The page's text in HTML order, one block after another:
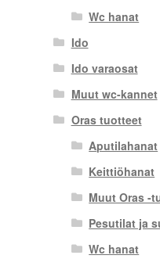
Wc hanat
Ido
Ido varaosat
Muut wc-kannet
Oras tuotteet
Aputilahanat
Keittiöhanat
Muut Oras -
Pesutilat ja
Wc hanat